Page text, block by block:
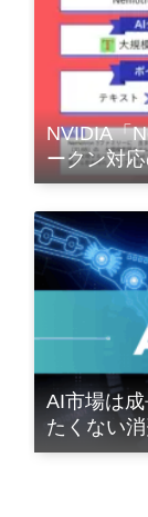
NVIDIA「
ークン対
AI市場は
たくない